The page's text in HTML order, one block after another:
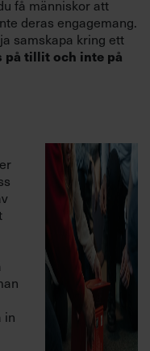
få människor att
deras engagemang.
samskapa kring ett
på tillit och inte på
in